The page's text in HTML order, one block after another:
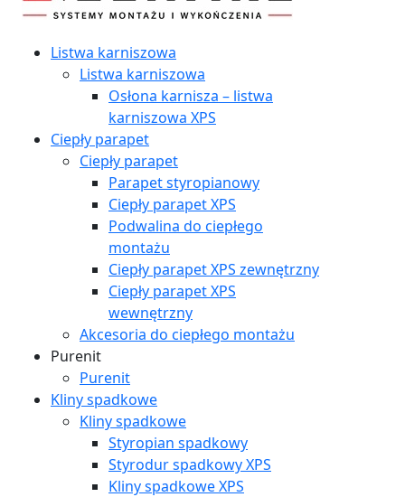
Listwa karniszowa
Listwa karniszowa
Osłona karnisza – listwa
karniszowa XPS
Ciepły parapet
Ciepły parapet
Parapet styropianowy
Ciepły parapet XPS
Podwalina do ciepłego
montażu
Ciepły parapet XPS zewnętrzny
Ciepły parapet XPS
wewnętrzny
Akcesoria do ciepłego montażu
Purenit
Purenit
Kliny spadkowe
Kliny spadkowe
Styropian spadkowy
Styrodur spadkowy XPS
Kliny spadkowe XPS